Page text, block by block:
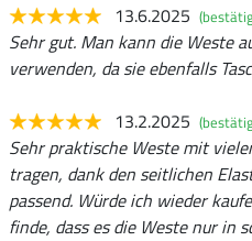
13.6.2025
Sehr gut. Man kann die Weste
verwenden, da sie ebenfalls
13.2.2025
Sehr praktische Weste mit
tragen, dank den seitlichen
passend. Würde ich wieder
finde, dass es die Weste nur in